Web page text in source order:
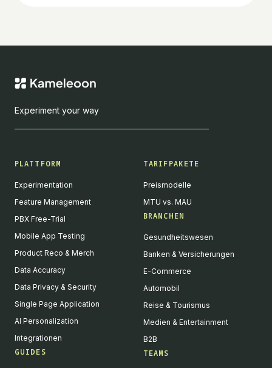
Experiment your way
PLATTFORM
Experimentation
Feature Management
PBX Free-Trial
Mobile App Testing
Product Reco & Merch
Data Accuracy
Data Privacy & Security
Single Page Application
AI Personalization
Integrationen
GUIDES
TARIFPAKETE
Preismodelle
MTU vs. MAU
BRANCHEN
Gesundheitswesen
Banken & Versicherungen
E-Commerce
Automobil
Reise & Tourismus
Medien & Entertainment
B2B
TEAMS